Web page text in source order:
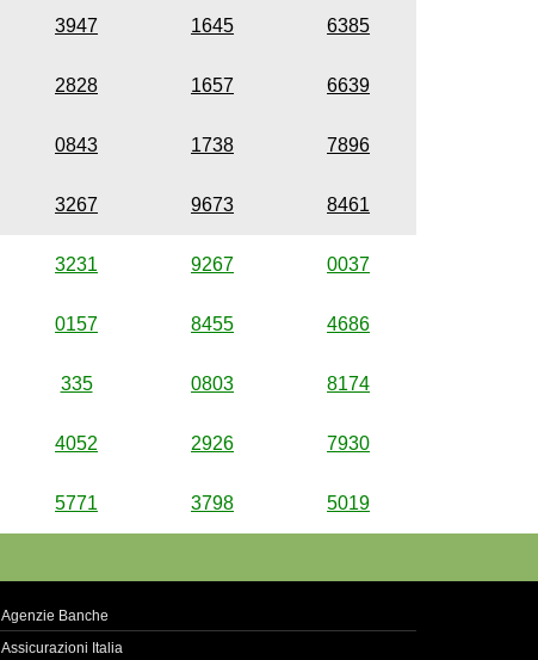
3947 1645 6385
2828 1657 6639
0843 1738 7896
3267 9673 8461
3231 9267 0037
0157 8455 4686
335 0803 8174
4052 2926 7930
5771 3798 5019
Agenzie Banche
Assicurazioni Italia